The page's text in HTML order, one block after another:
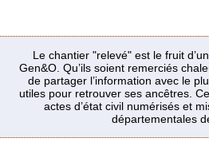
Le chantier "relevé" est le fruit
Gen&O. Qu’ils soient remerciés
de partager l’information avec le
utiles pour retrouver ses ancêtres.
actes d’état civil numérisés et
départementales